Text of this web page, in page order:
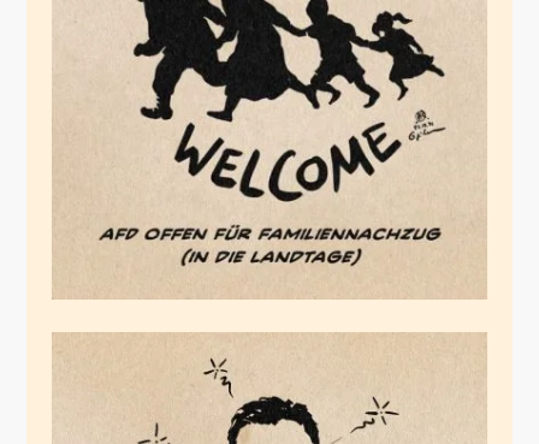
Familiennachzug, AfD
Style
Februar 27, 2026